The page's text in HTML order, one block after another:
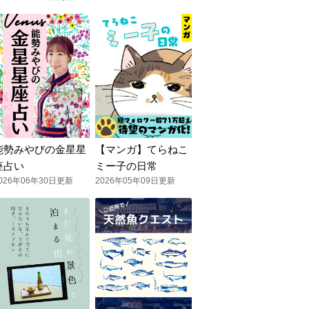
勢みやびの金星星
占い
年06年30日更新
【マンガ】てらねこ
ミー子の日常
2026年05年09日更新